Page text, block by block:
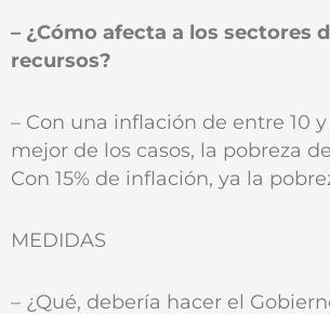
– ¿Cómo afecta a los sectores
recursos?
– Con una inflación de entre 10 y
mejor de los casos, la pobreza
Con 15% de inflación, ya la
MEDIDAS
– ¿Qué‚ debería hacer el